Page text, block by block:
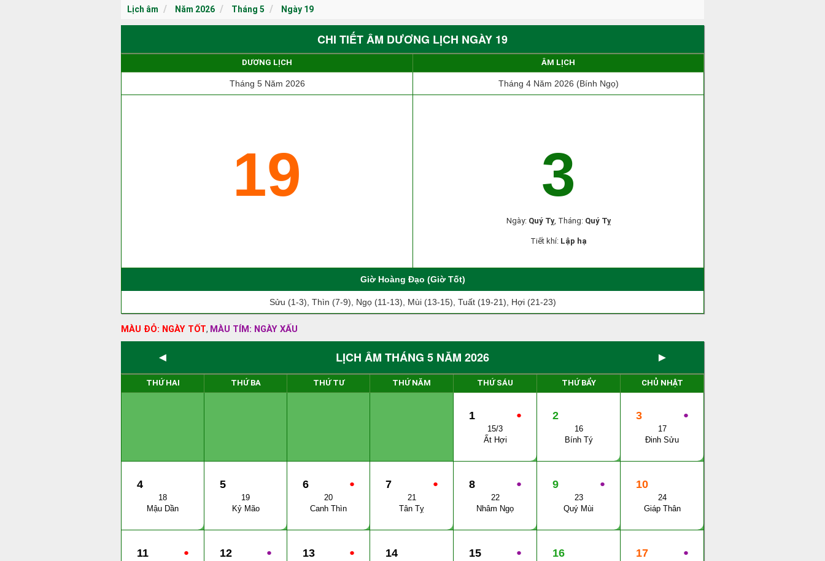
Lịch âm Năm 2026 Tháng 5 Ngày 19
CHI TIẾT ÂM DƯƠNG LỊCH NGÀY 19
DƯƠNG LỊCH ÂM LỊCH
Tháng 5 Năm 2026 Tháng 4 Năm 2026 (Bính Ngọ)
19 3
Ngày: Quý Tỵ, Tháng: Quý Tỵ
Tiết khí: Lập hạ
Giờ Hoàng Đạo (Giờ Tốt)
Sửu (1-3), Thìn (7-9), Ngọ (11-13), Mùi (13-15), Tuất (19-21), Hợi (21-23)
MÀU ĐỎ: NGÀY TỐT, MÀU TÍM: NGÀY XẤU
◄ LỊCH ÂM THÁNG 5 NĂM 2026 ►
THỨ HAI THỨ BA THỨ TƯ THỨ NĂM THỨ SÁU THỨ BẨY CHỦ NHẬT
●
1
15/3
Ất Hợi
2
16
Bính Tý
●
3
17
Đinh Sửu
4
18
Mậu Dần
5
19
Kỷ Mão
●
6
20
Canh Thìn
●
7
21
Tân Tỵ
●
8
22
Nhâm Ngọ
●
9
23
Quý Mùi
10
24
Giáp Thân
●
11 ●
12 ●
13 14 ●
15 16 ●
17